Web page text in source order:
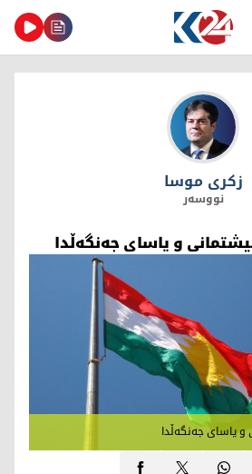
زکری موسا
زکری موسا
نووسەر
و یاسای جەنگەڵدا
و یاسای جەنگەڵدا